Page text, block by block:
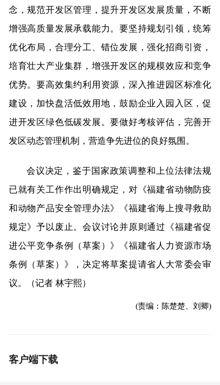
念，规范开发区管理，提升开发区发展质量，不断
增强高质量发展承载能力。要坚持规划引领，统筹
优化布局，合理分工、错位发展，强化招商引资，
培育壮大产业集群，增强开发区的规模效应和竞争
优势。要高效集约利用资源，深入推进园区标准化
建设，加快盘活低效用地，鼓励企业入园入区，促
进开发区绿色低碳发展。要做好考核评估，完善开
发区动态管理机制，营造争先进位的良好氛围。
会议决定，鉴于国家政策调整和上位法律法规
已就有关工作作出明确规定，对《福建省动物防疫
和动物产品安全管理办法》《福建省海上搜寻救助
规定》予以废止。会议讨论并原则通过《福建省促
进公平竞争条例（草案）》《福建省人力资源市场
条例（草案）》，决定将草案提请省人大常委会审
议。（记者 林宇熙）
(责编：陈楚楚、刘卿)
客户端下载